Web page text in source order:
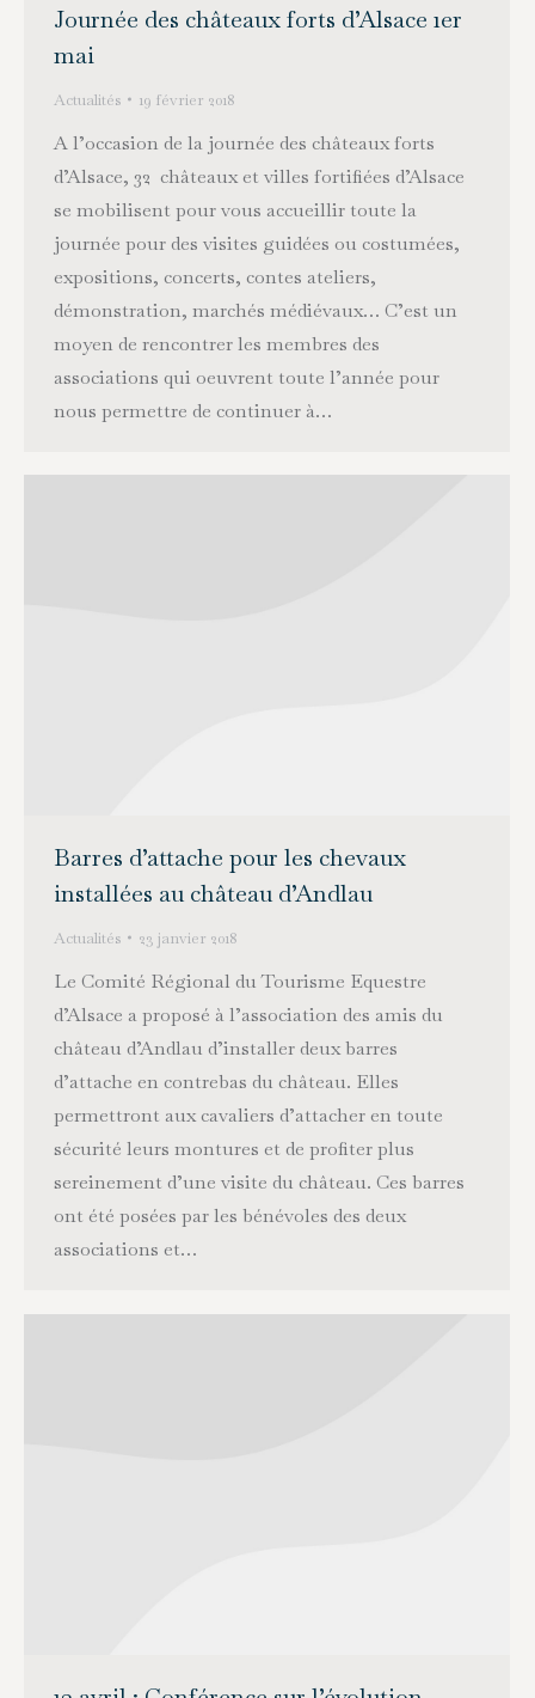
Journée des châteaux forts d’Alsace 1er
mai
Actualités 19 février 2018
A l’occasion de la journée des châteaux forts
d’Alsace, 32 châteaux et villes fortifiées d’Alsace
se mobilisent pour vous accueillir toute la
journée pour des visites guidées ou costumées,
expositions, concerts, contes ateliers,
démonstration, marchés médiévaux… C’est un
moyen de rencontrer les membres des
associations qui oeuvrent toute l’année pour
nous permettre de continuer à…
Barres d’attache pour les chevaux
installées au château d’Andlau
Actualités 23 janvier 2018
Le Comité Régional du Tourisme Equestre
d’Alsace a proposé à l’association des amis du
château d’Andlau d’installer deux barres
d’attache en contrebas du château. Elles
permettront aux cavaliers d’attacher en toute
sécurité leurs montures et de profiter plus
sereinement d’une visite du château. Ces barres
ont été posées par les bénévoles des deux
associations et…